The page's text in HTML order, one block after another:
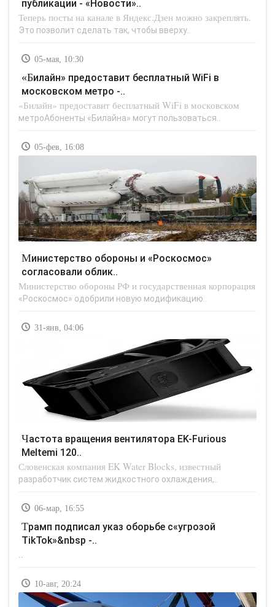
публикации - «Новости»..
Теперь посты на канале в Яндекс.Дзен можно закреплять.
Это позволит сделать так, чтобы вверху..
05-мая, 10:30
«Билайн» предоставит бесплатный WiFi в
московском метро -..
«Билайн» предоставит бесплатный WiFi в московском
метроАбоненты «Билайна» могут пользоваться..
05-фев, 16:08
Министерство обороны и «Роскосмос»
согласовали облик..
Министерство обороны РФ и государственная корпорация
«Роскосмос» одобрили новую модификацию..
31-янв, 04:06
Частота вращения вентилятора EK-Furious
Meltemi 120..
Словенская компания EK Water Blocks, известный
разработчик систем жидкостного охлаждения,..
06-мар, 16:55
Трамп подписал указ оборьбе с«угрозой
TikTok»&nbsp -..
..
10-авг, 20:24